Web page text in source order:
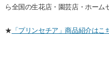
ら全国の生花店・園芸店・ホーム
★ 「プリンセチア」商品紹介はこ